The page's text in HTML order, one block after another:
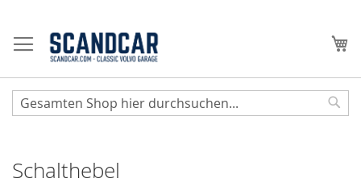
Inhalt
springen
Schalthebel